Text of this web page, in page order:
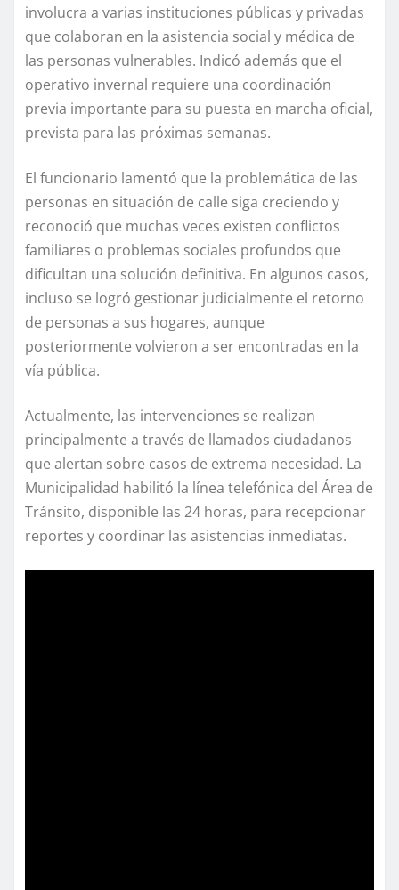
involucra a varias instituciones públicas y privadas
que colaboran en la asistencia social y médica de
las personas vulnerables. Indicó además que el
operativo invernal requiere una coordinación
previa importante para su puesta en marcha oficial,
prevista para las próximas semanas.
El funcionario lamentó que la problemática de las
personas en situación de calle siga creciendo y
reconoció que muchas veces existen conflictos
familiares o problemas sociales profundos que
dificultan una solución definitiva. En algunos casos,
incluso se logró gestionar judicialmente el retorno
de personas a sus hogares, aunque
posteriormente volvieron a ser encontradas en la
vía pública.
Actualmente, las intervenciones se realizan
principalmente a través de llamados ciudadanos
que alertan sobre casos de extrema necesidad. La
Municipalidad habilitó la línea telefónica del Área de
Tránsito, disponible las 24 horas, para recepcionar
reportes y coordinar las asistencias inmediatas.